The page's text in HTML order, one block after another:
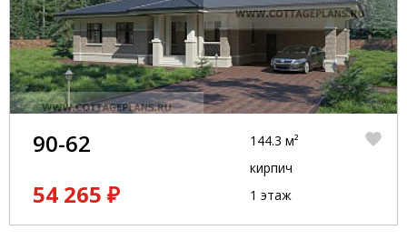
90-62
54 265 ₽
144.3 м²
кирпич
1 этаж